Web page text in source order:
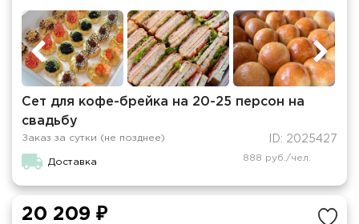
Сет для кофе-брейка на 20-25 персон на
свадьбу
Заказ за сутки (не позднее) ID: 2025427
Доставка 888 руб./чел.
20 209 ₽